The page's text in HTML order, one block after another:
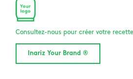
Consultez-nous pour créer votre
Inariz Your Brand ®